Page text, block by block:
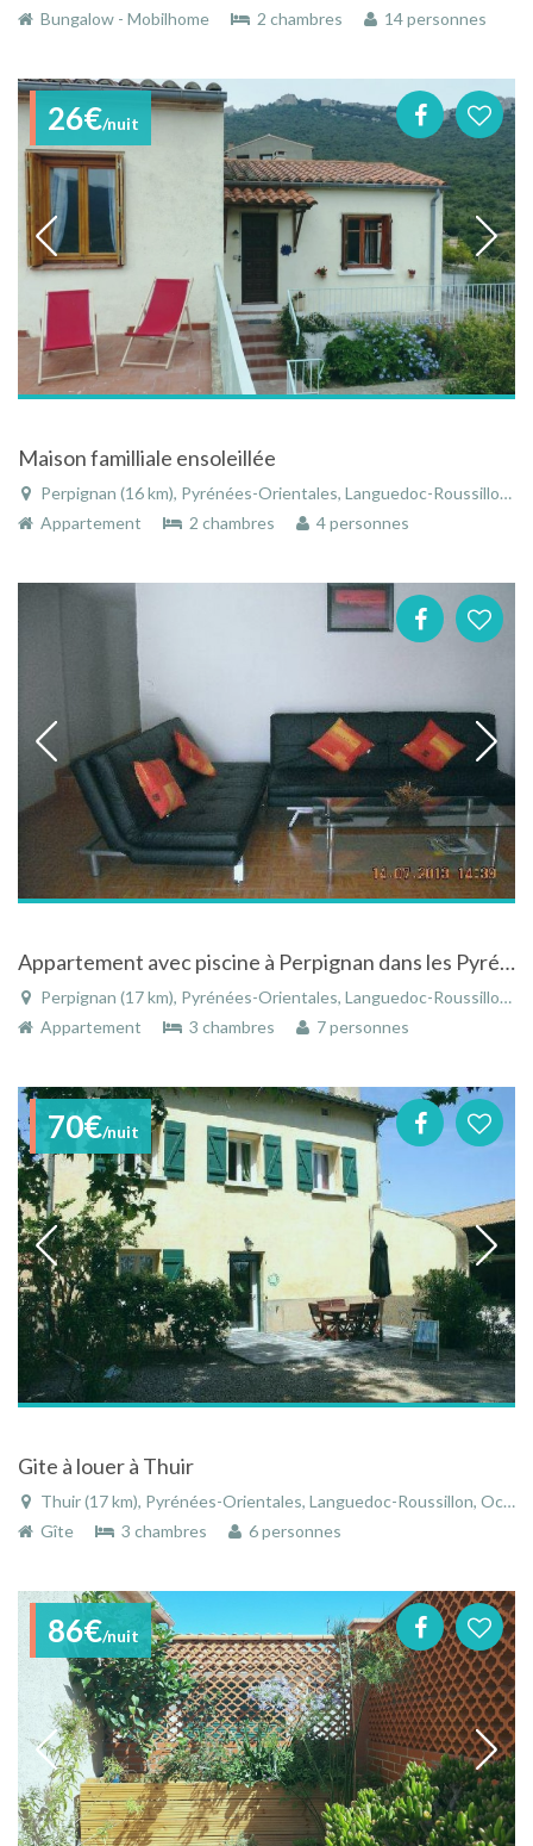
Bungalow - Mobilhome 2 chambres 14 personnes
26€/nuit
Maison familliale ensoleillée
Perpignan (16 km), Pyrénées-Orientales, Languedoc-Roussillon, Occitanie, France
Appartement
2 chambres 4 personnes
Appartement avec piscine à Perpignan dans les Pyrénées-Orientales dans le Languedoc-Roussillon
Perpignan (17 km), Pyrénées-Orientales, Languedoc-Roussillon, Occitanie, France
Appartement
3 chambres 7 personnes
70€/nuit
Gite à louer à Thuir
Thuir (17 km), Pyrénées-Orientales, Languedoc-Roussillon, Occitanie, France
Gîte
3 chambres 6 personnes
86€/nuit